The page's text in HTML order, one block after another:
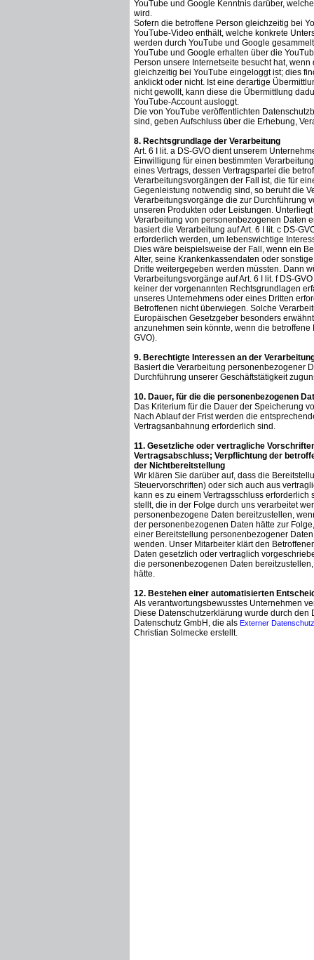
YouTube und Google Kenntnis darüber,
wird.
Sofern die betroffene Person gleichzeitig bei
YouTube-Video enthält, welche konkrete
werden durch YouTube und Google
YouTube und Google erhalten über die
Person unsere Internetseite besucht hat,
gleichzeitig bei YouTube eingeloggt ist; dies
anklickt oder nicht. Ist eine derartige
nicht gewollt, kann diese die Übermittlung
YouTube-Account ausloggt.
Die von YouTube veröffentlichten
sind, geben Aufschluss über die Erhebung,
8. Rechtsgrundlage der Verarbeitung
Art. 6 I lit. a DS-GVO dient unserem
Einwilligung für einen bestimmten
eines Vertrags, dessen Vertragspartei die
Verarbeitungsvorgängen der Fall ist, die für
Gegenleistung notwendig sind, so beruht die
Verarbeitungsvorgänge die zur Durchführung
unseren Produkten oder Leistungen.
Verarbeitung von personenbezogenen Daten
basiert die Verarbeitung auf Art. 6 I lit. c DS-
erforderlich werden, um lebenswichtige
Dies wäre beispielsweise der Fall, wenn ein
Alter, seine Krankenkassendaten oder
Dritte weitergegeben werden müssten. Dann
Verarbeitungsvorgänge auf Art. 6 I lit. f DS-
keiner der vorgenannten Rechtsgrundlagen
unseres Unternehmens oder eines Dritten
Betroffenen nicht überwiegen. Solche
Europäischen Gesetzgeber besonders
anzunehmen sein könnte, wenn die
GVO).
9. Berechtigte Interessen an der
Basiert die Verarbeitung personenbezogener
Durchführung unserer Geschäftstätigkeit
10. Dauer, für die die personenbezogenen
Das Kriterium für die Dauer der Speicherung
Nach Ablauf der Frist werden die
Vertragsanbahnung erforderlich sind.
11. Gesetzliche oder vertragliche
Vertragsabschluss; Verpflichtung der
der Nichtbereitstellung
Wir klären Sie darüber auf, dass die
Steuervorschriften) oder sich auch aus
kann es zu einem Vertragsschluss
stellt, die in der Folge durch uns verarbeitet
personenbezogene Daten bereitzustellen,
der personenbezogenen Daten hätte zur
einer Bereitstellung personenbezogener
wenden. Unser Mitarbeiter klärt den
Daten gesetzlich oder vertraglich
die personenbezogenen Daten
hätte.
12. Bestehen einer automatisierten
Als verantwortungsbewusstes Unternehmen
Diese Datenschutzerklärung wurde durch
Datenschutz GmbH, die als Externer
Christian Solmecke erstellt.